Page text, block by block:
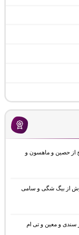
از حصین و ماهسون و
از بیگ شگی و سامی
سندی و معین و تی ام